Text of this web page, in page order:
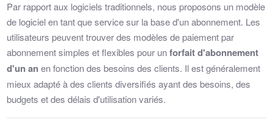
Par rapport aux logiciels traditionnels, nous proposons un modèle
de logiciel en tant que service sur la base d'un abonnement. Les
utilisateurs peuvent trouver des modèles de paiement par
abonnement simples et flexibles pour unforfait d'abonnement
d'un anen fonction des besoins des clients. Il est généralement
mieux adapté à des clients diversifiés ayant des besoins, des
budgets et des délais d'utilisation variés.